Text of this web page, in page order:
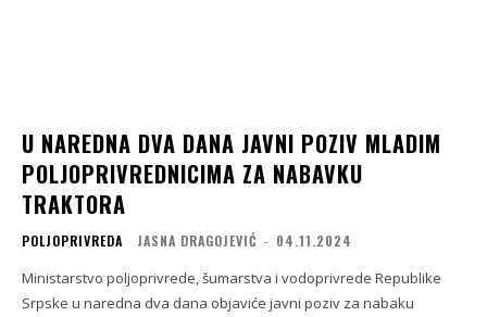
U NAREDNA DVA DANA JAVNI POZIV MLADIM
POLJOPRIVREDNICIMA ZA NABAVKU
TRAKTORA
POLJOPRIVREDA JASNA DRAGOJEVIĆ - 04.11.2024
Ministarstvo poljoprivrede, šumarstva i vodoprivrede Republike
Srpske u naredna dva dana objaviće javni poziv za nabaku